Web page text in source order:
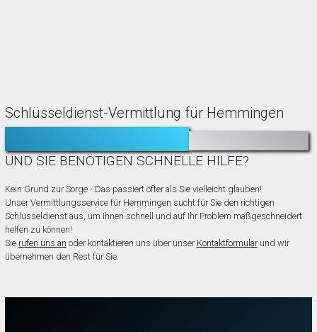
Schlüsseldienst-Vermittlung für Hemmingen
TÜR ZUGEFALLEN?
UND SIE BENÖTIGEN SCHNELLE HILFE?
Kein Grund zur Sorge - Das passiert öfter als Sie vielleicht glauben!
Unser Vermittlungsservice für Hemmingen sucht für Sie den richtigen
Schlüsseldienst aus, um Ihnen schnell und auf Ihr Problem maßgeschneidert
helfen zu können!
Sie rufen uns an oder kontaktieren uns über unser Kontaktformularund wir
übernehmen den Rest für Sie.